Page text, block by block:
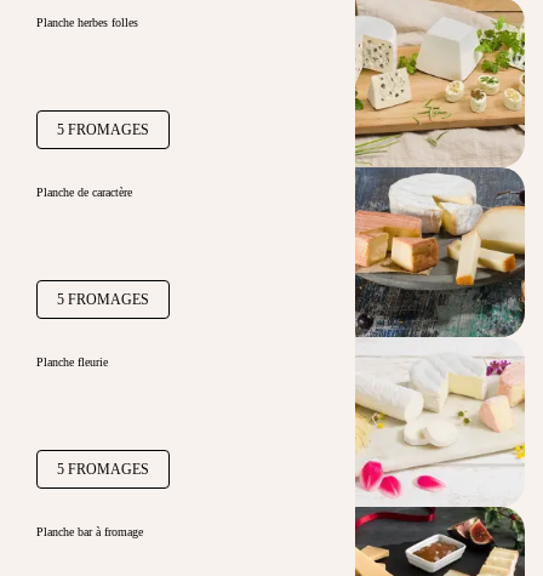
Planche herbes folles
5 FROMAGES
Planche de caractère
5 FROMAGES
Planche fleurie
5 FROMAGES
Planche bar à fromage